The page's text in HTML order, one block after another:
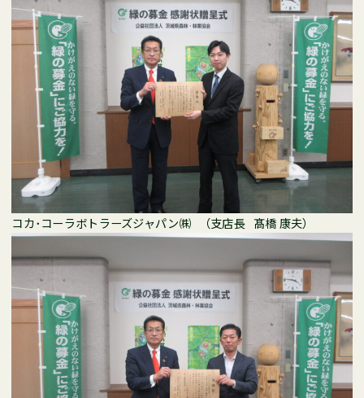
コカ･コーラボトラーズジャパン㈱ （支店長 髙橋 康夫）